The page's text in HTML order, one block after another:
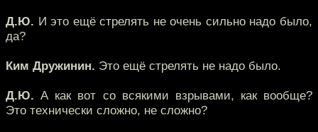
Д.Ю. И это ещё стрелять не очень сильно надо было,
да?
Ким Дружинин. Это ещё стрелять не надо было.
Д.Ю. А как вот со всякими взрывами, как вообще?
Это технически сложно, не сложно?